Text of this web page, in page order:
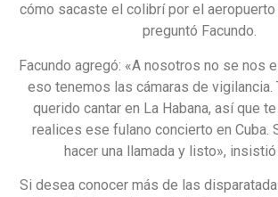
cómo sacaste el colibrí por el aeropuerto
preguntó Facundo.
Facundo agregó: «A nosotros no se nos
eso tenemos las cámaras de vigilancia.
querido cantar en La Habana, así que
realices ese fulano concierto en Cuba.
hacer una llamada y listo», insistió
Si desea conocer más de las